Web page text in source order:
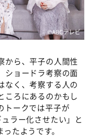
©ABCテレビ
から、平子の人間性
ョードラ考察の面
なく、考察する人の
ころにあるのかもし
トークでは平子が
ラー化させたい」と
たようです。